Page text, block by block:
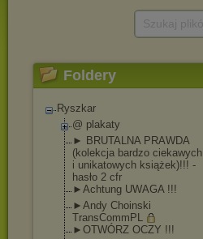
Foldery
Ryszkar
@ plakaty
► BRUTALNA PRAWDA
(kolekcja bardzo ciekawych
i unikatowych książek)!!! -
hasło 2 cfr
►Achtung UWAGA !!!
►Andy Choinski
TransCommPL
►OTWÓRZ OCZY !!!